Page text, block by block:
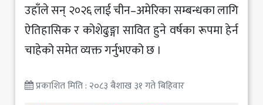
उहाँले सन् २०२६ लाई चीन–अमेरिका सम्बन्धका लागि
ऐतिहासिक र कोशेढुङ्गा सावित हुने वर्षका रूपमा हेर्न
चाहेको समेत व्यक्त गर्नुभएको छ ।
प्रकाशित मिति : २०८३ बैशाख ३१ गते बिहिवार